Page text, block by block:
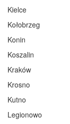
Kielce
Kołobrzeg
Konin
Koszalin
Kraków
Krosno
Kutno
Legionowo